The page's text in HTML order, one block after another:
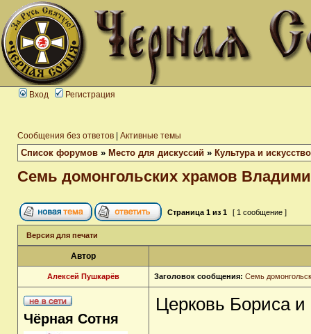
Вход Регистрация
Сообщения без ответов Активные темы
Список форумов » Место для дискуссий » Культура и искусство
Семь домонгольских храмов
Страница 1 из 1 [ 1 сообщение ]
Версия для печати
Автор
Алексей Пушкарёв Заголовок сообщения: Семь
Чёрная Сотня
Церковь Бориса